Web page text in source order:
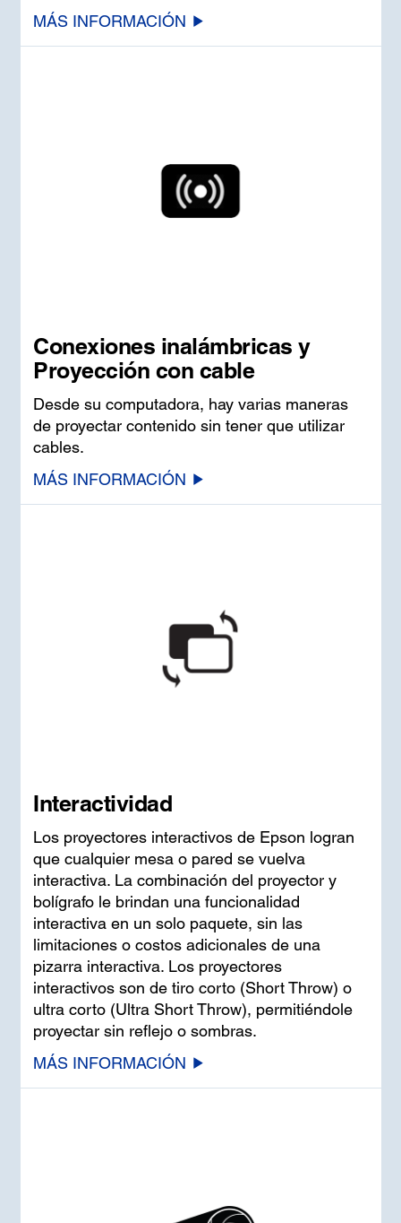
MÁS INFORMACIÓN
Conexiones inalámbricas y
Proyección con cable
Desde su computadora, hay varias maneras
de proyectar contenido sin tener que utilizar
cables.
MÁS INFORMACIÓN
Interactividad
Los proyectores interactivos de Epson logran
que cualquier mesa o pared se vuelva
interactiva. La combinación del proyector y
bolígrafo le brindan una funcionalidad
interactiva en un solo paquete, sin las
limitaciones o costos adicionales de una
pizarra interactiva. Los proyectores
interactivos son de tiro corto (Short Throw) o
ultra corto (Ultra Short Throw), permitiéndole
proyectar sin reflejo o sombras.
MÁS INFORMACIÓN